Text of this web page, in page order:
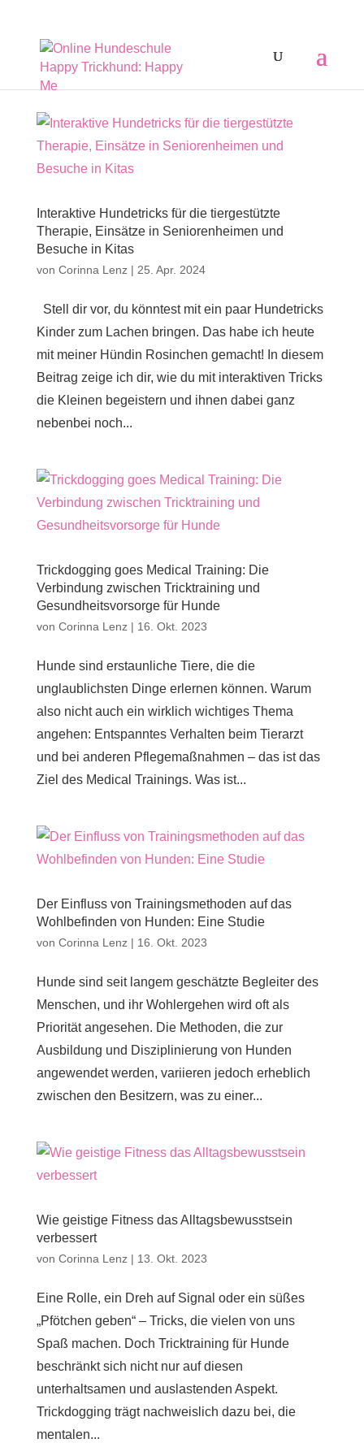
Interaktive Hundetricks für die tiergestützte
Therapie, Einsätze in Seniorenheimen und
Besuche in Kitas
von Corinna Lenz| 25. Apr. 2024
Stell dir vor, du könntest mit ein paar Hundetricks
Kinder zum Lachen bringen. Das habe ich heute
mit meiner Hündin Rosinchen gemacht! In diesem
Beitrag zeige ich dir, wie du mit interaktiven Tricks
die Kleinen begeistern und ihnen dabei ganz
nebenbei noch...
Trickdogging goes Medical Training: Die
Verbindung zwischen Tricktraining und
Gesundheitsvorsorge für Hunde
von Corinna Lenz| 16. Okt. 2023
Hunde sind erstaunliche Tiere, die die
unglaublichsten Dinge erlernen können. Warum
also nicht auch ein wirklich wichtiges Thema
angehen: Entspanntes Verhalten beim Tierarzt
und bei anderen Pflegemaßnahmen – das ist das
Ziel des Medical Trainings. Was ist...
Der Einfluss von Trainingsmethoden auf das
Wohlbefinden von Hunden: Eine Studie
von Corinna Lenz| 16. Okt. 2023
Hunde sind seit langem geschätzte Begleiter des
Menschen, und ihr Wohlergehen wird oft als
Priorität angesehen. Die Methoden, die zur
Ausbildung und Disziplinierung von Hunden
angewendet werden, variieren jedoch erheblich
zwischen den Besitzern, was zu einer...
Wie geistige Fitness das Alltagsbewusstsein
verbessert
von Corinna Lenz| 13. Okt. 2023
Eine Rolle, ein Dreh auf Signal oder ein süßes
„Pfötchen geben“ – Tricks, die vielen von uns
Spaß machen. Doch Tricktraining für Hunde
beschränkt sich nicht nur auf diesen
unterhaltsamen und auslastenden Aspekt.
Trickdogging trägt nachweislich dazu bei, die
mentalen...